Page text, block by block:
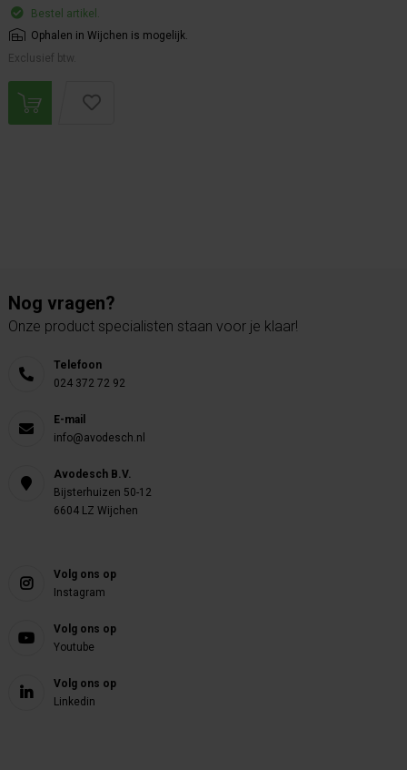
Bestel artikel.
Ophalen in Wijchen is mogelijk.
Exclusief btw.
Nog vragen?
Onze product specialisten staan voor je klaar!
Telefoon
024 372 72 92
E-mail
info@avodesch.nl
Avodesch B.V.
Bijsterhuizen 50-12
6604 LZ Wijchen
Volg ons op
Instagram
Volg ons op
Youtube
Volg ons op
Linkedin